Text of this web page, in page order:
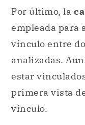
Por último, la
empleada para
vínculo entre
analizadas.
estar
primera vista
vínculo.